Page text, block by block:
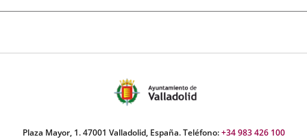
Plaza Mayor, 1. 47001 Valladolid, España. Teléfono:+34 983 426 100